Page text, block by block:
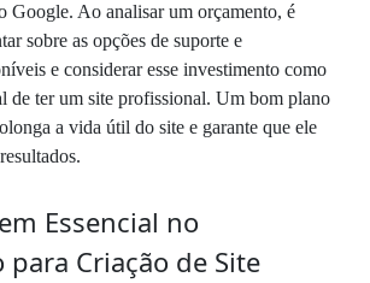
Google. Ao analisar um orçamento, é
sobre as opções de suporte e
e considerar esse investimento como
de ter um site profissional. Um bom plano
a vida útil do site e garante que ele
Essencial no
Criação de Site